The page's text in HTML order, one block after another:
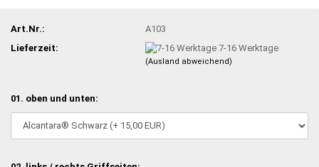
Art.Nr.:
A103
Lieferzeit:
7-16 Werktage
(Ausland abweichend)
01. oben und unten: